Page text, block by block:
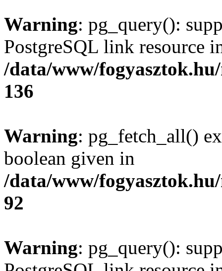
Warning: pg_query():
PostgreSQL link resource
/data/www/
136
Warning: pg_fetch_all()
boolean given in
/data/www/
92
Warning: pg_query():